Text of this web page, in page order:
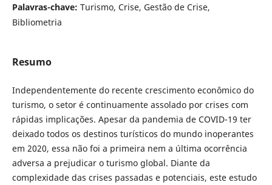
Palavras-chave: Turismo, Crise, Gestão de Crise,
Bibliometria
Resumo
Independentemente do recente crescimento econômico do
turismo, o setor é continuamente assolado por crises com
rápidas implicações. Apesar da pandemia de COVID-19 ter
deixado todos os destinos turísticos do mundo inoperantes
em 2020, essa não foi a primeira nem a última ocorrência
adversa a prejudicar o turismo global. Diante da
complexidade das crises passadas e potenciais, este estudo